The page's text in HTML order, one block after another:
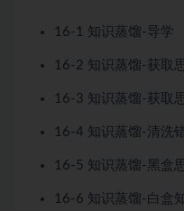
16-1 知识蒸馏-导学
16-2 知识蒸馏-获取
16-3 知识蒸馏-获取
16-4 知识蒸馏-清洗
16-5 知识蒸馏-黑盒
16-6 知识蒸馏-白盒